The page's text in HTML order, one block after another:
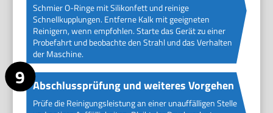
Schmier O-Ringe mit Silikonfett und reinige
Schnellkupplungen. Entferne Kalk mit geeigneten
Reinigern, wenn empfohlen. Starte das Gerät zu einer
Probefahrt und beobachte den Strahl und das Verhalten
der Maschine.
Abschlussprüfung und weiteres Vorgehen
Prüfe die Reinigungsleistung an einer unauffälligen Stelle